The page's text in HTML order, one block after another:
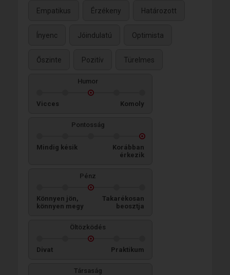
Empatikus Érzékeny Határozott
Ínyenc Jóindulatú Optimista
Őszinte Pozitív Türelmes
Humor
Vicces Komoly
Pontosság
Mindig késik
Korábban
érkezik
Pénz
Könnyen jön,
könnyen megy
Takarékosan
beosztja
Öltözködés
Divat Praktikum
Társaság